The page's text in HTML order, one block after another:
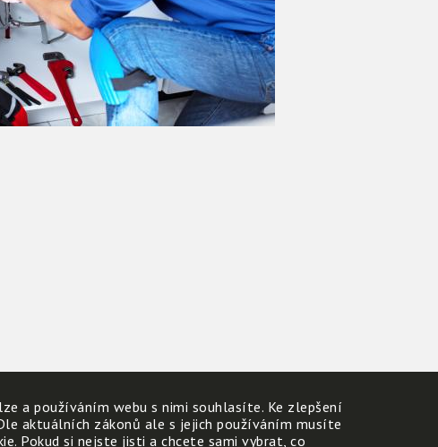
a používáním webu s nimi souhlasíte. Ke zlepšení
aktuálních zákonů ale s jejich používáním musíte
Pokud si nejste jisti a chcete sami vybrat, co